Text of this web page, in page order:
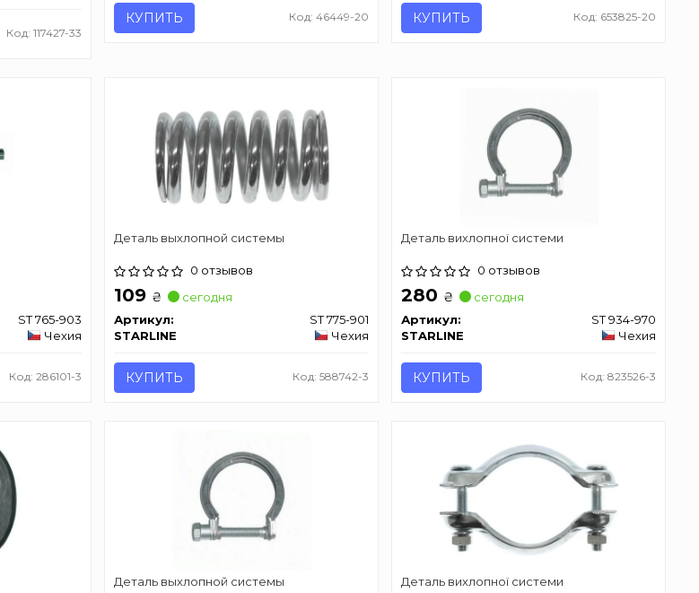
Код: 117427-33
КУПИТЬ Код: 46449-20 КУПИТЬ Код: 653825-20
ST 765-903
Чехия
Код: 286101-3
Деталь выхлопной системы
0 отзывов
109 ₴
сегодня
Артикул:
ST 775-901
STARLINE
Чехия
КУПИТЬ Код: 588742-3
Деталь вихлопної системи
0 отзывов
280 ₴
сегодня
Артикул:
ST 934-970
STARLINE
Чехия
КУПИТЬ Код: 823526-3
Деталь выхлопной системы Деталь вихлопної системи